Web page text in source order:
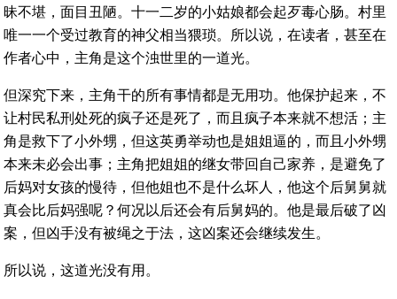
昧不堪，面目丑陋。十一二岁的小姑娘都会起歹毒心肠。村里
唯一一个受过教育的神父相当猥琐。所以说，在读者，甚至在
作者心中，主角是这个浊世里的一道光。
但深究下来，主角干的所有事情都是无用功。他保护起来，不
让村民私刑处死的疯子还是死了，而且疯子本来就不想活；主
角是救下了小外甥，但这英勇举动也是姐姐逼的，而且小外甥
本来未必会出事；主角把姐姐的继女带回自己家养，是避免了
后妈对女孩的慢待，但他姐也不是什么坏人，他这个后舅舅就
真会比后妈强呢？何况以后还会有后舅妈的。他是最后破了凶
案，但凶手没有被绳之于法，这凶案还会继续发生。
所以说，这道光没有用。